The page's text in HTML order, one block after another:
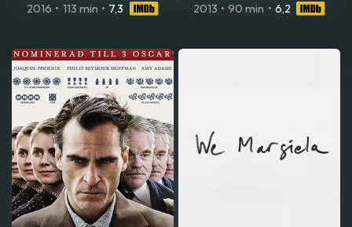
2016 • 113 min • 7,3 2013 • 90 min • 6,2